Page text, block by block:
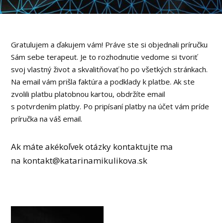
Gratulujem a ďakujem vám! Práve ste si objednali príručku
Sám sebe terapeut. Je to rozhodnutie vedome si tvoriť
svoj vlastný život a skvalitňovať ho po všetkých stránkach.
Na email vám prišla faktúra a podklady k platbe. Ak ste
zvolili platbu platobnou kartou, obdržíte email
s potvrdením platby. Po pripísaní platby na účet vám príde
príručka na váš email.
Ak máte akékoľvek otázky kontaktujte ma
na kontakt@katarinamikulikova.sk